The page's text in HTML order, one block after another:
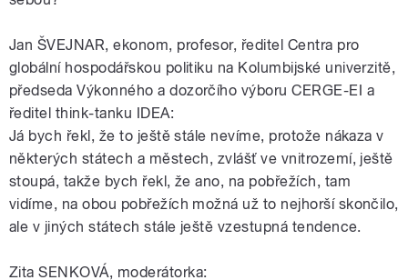
Jan ŠVEJNAR, ekonom, profesor, ředitel Centra pro
globální hospodářskou politiku na Kolumbijské univerzitě,
předseda Výkonného a dozorčího výboru CERGE-EI a
ředitel think-tanku IDEA:
Já bych řekl, že to ještě stále nevíme, protože nákaza v
některých státech a městech, zvlášť ve vnitrozemí, ještě
stoupá, takže bych řekl, že ano, na pobřežích, tam
vidíme, na obou pobřežích možná už to nejhorší skončilo,
ale v jiných státech stále ještě vzestupná tendence.
Zita SENKOVÁ, moderátorka: